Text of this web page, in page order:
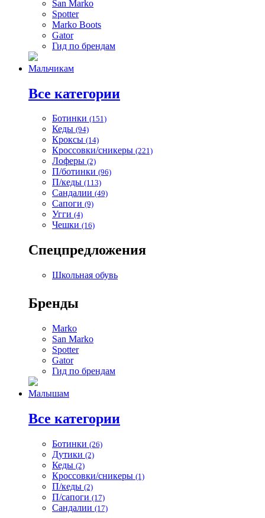
San Marko
Spotter
Marko Boots
Gator
Гид по брендам
Мальчикам
Все категории
Ботинки (151)
Кеды (94)
Кроксы (14)
Кроссовки/сникеры (221)
Лоферы (2)
П/ботинки (96)
П/кеды (113)
Сандалии (49)
Сапоги (9)
Угги (4)
Чешки (16)
Спецпредложения
Школьная обувь
Бренды
Marko
San Marko
Spotter
Gator
Гид по брендам
Малышам
Все категории
Ботинки (26)
Дутики (2)
Кеды (2)
Кроссовки/сникеры (1)
П/кеды (2)
П/сапоги (17)
Сандалии (17)